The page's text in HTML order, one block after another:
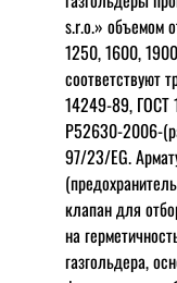
s.r.o.» объемом
1250, 1600,
соответствуют
14249-89, ГОСТ
Р52630-2006-
97/23/EG.
клапан для
на
газгольдера,